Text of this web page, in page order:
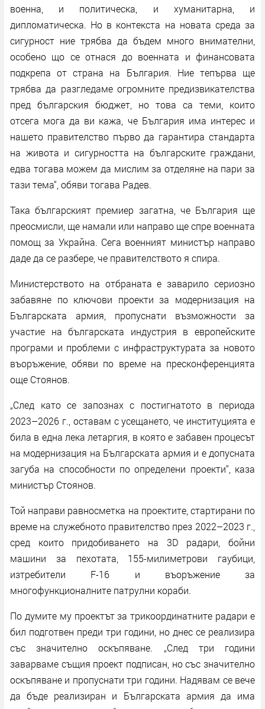
военна, и политическа, и хуманитарна, и
дипломатическа. Но в контекста на новата среда за
сигурност ние трябва да бъдем много внимателни,
особено що се отнася до военната и финансовата
подкрепа от страна на България. Ние тепърва ще
трябва да разгледаме огромните предизвикателства
пред българския бюджет, но това са теми, които
отсега мога да ви кажа, че България има интерес и
нашето правителство първо да гарантира стандарта
на живота и сигурността на българските граждани,
едва тогава можем да мислим за отделяне на пари за
тази тема“, обяви тогава Радев.
Така българският премиер загатна, че България ще
преосмисли, ще намали или направо ще спре военната
помощ за Украйна. Сега военният министър направо
даде да се разбере, че правителството я спира.
Министерството на отбраната е заварило сериозно
забавяне по ключови проекти за модернизация на
Българската армия, пропуснати възможности за
участие на българската индустрия в европейските
програми и проблеми с инфраструктурата за новото
въоръжение, обяви по време на пресконференцията
още Стоянов.
„След като се запознах с постигнатото в периода
2023–2026 г., оставам с усещането, че институцията е
била в една лека летаргия, в която е забавен процесът
на модернизация на Българската армия и е допусната
загуба на способности по определени проекти“, каза
министър Стоянов.
Той направи равносметка на проектите, стартирани по
време на служебното правителство през 2022–2023 г.,
сред които придобиването на 3D радари, бойни
машини за пехотата, 155-милиметрови гаубици,
изтребители F-16 и въоръжение за
многофункционалните патрулни кораби.
По думите му проектът за трикоординатните радари е
бил подготвен преди три години, но днес се реализира
със значително оскъпяване. „След три години
заварваме същия проект подписан, но със значително
оскъпяване и пропуснати три години. Надявам се вече
да бъде реализиран и Българската армия да има